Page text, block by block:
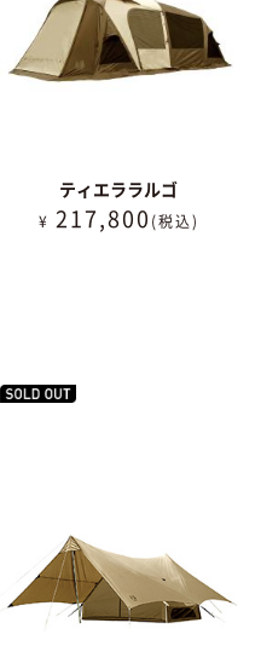
ティエララルゴ
¥ 217,800 (税込)